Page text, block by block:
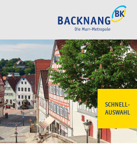
SCHNELL-
AUSWAHL